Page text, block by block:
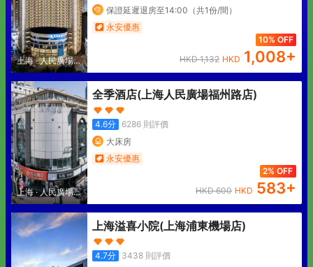
上海·人民廣場地
區
保證延遲退房至14:00（共1份/間）
永安優惠
10% OFF
HKD1,132 HKD 1,008+
上海·人民廣場地
區
全季酒店(上海人民廣場福州路店)
4.6分 6286則評價
大床房
永安優惠
2% OFF
HKD600 HKD 583+
上海溢喜小院(上海浦東機場店)
4.7分 3438則評價